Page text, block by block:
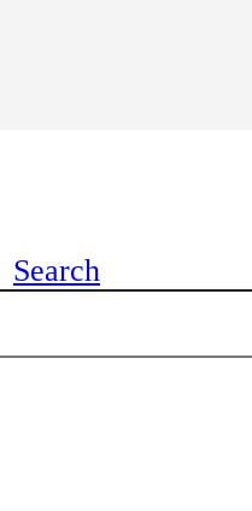
Search